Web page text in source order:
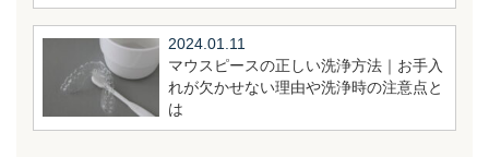
2024.01.11
マウスピースの正しい洗浄方法｜お手入
れが欠かせない理由や洗浄時の注意点と
は